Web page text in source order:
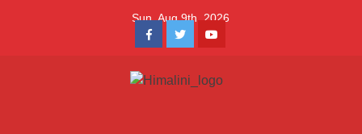
Sun. Aug 9th, 2026
FacebookTwitterYoutube